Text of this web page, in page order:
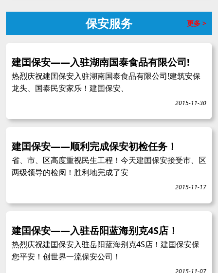
保安服务 更多 >
建囯保安——入驻湖南国泰食品有限公司!
热烈庆祝建囯保安入驻湖南国泰食品有限公司!建筑安保
龙头、国泰民安家乐！建囯保安、
2015-11-30
建囯保安——顺利完成保安初检任务！
省、市、区高度重视民生工程！今天建囯保安接受市、区
两级领导的检阅！胜利地完成了安
2015-11-17
建囯保安——入驻岳阳蓝海别克4S店！
热烈庆祝建囯保安入驻岳阳蓝海别克4S店！建囯保安保
您平安！创世界一流保安公司！
2015-11-07